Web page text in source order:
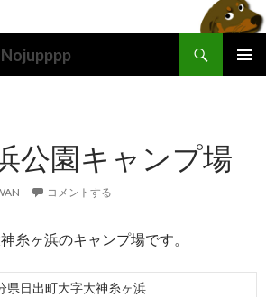
公園キャンプ場
コメントする
糸ヶ浜のキャンプ場です。
県日出町大字大神糸ヶ浜